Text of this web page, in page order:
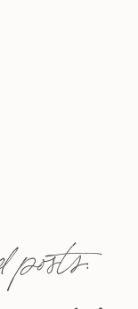
posts: